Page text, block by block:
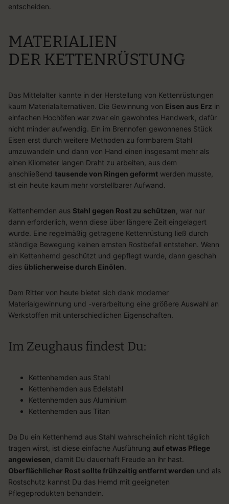
entscheiden.
MATERIALIEN
DERKETTENRÜSTUNG
Das Mittelalter kannte in der Herstellung von Kettenrüstungen
kaum Materialalternativen. Die Gewinnung von Eisen aus Erz in
einfachen Hochöfen war zwar ein gewohntes Handwerk, dafür
nicht minder aufwendig. Ein im Brennofen gewonnenes Stück
Eisen erst durch weitere Methoden zu formbarem Stahl
umzuwandeln und dann von Hand einen insgesamt mehr als
einen Kilometer langen Draht zu arbeiten, aus dem
anschließend tausende von Ringen geformt werden musste,
ist ein heute kaum mehr vorstellbarer Aufwand.
Kettenhemden aus Stahl gegen Rost zu schützen , war nur
dann erforderlich, wenn diese über längere Zeit eingelagert
wurde. Eine regelmäßig getragene Kettenrüstung ließ durch
ständige Bewegung keinen ernsten Rostbefall entstehen. Wenn
ein Kettenhemd geschützt und gepflegt wurde, dann geschah
dies üblicherweise durch Einölen.
Dem Ritter von heute bietet sich dank moderner
Materialgewinnung und -verarbeitung eine größere Auswahl an
Werkstoffen mit unterschiedlichen Eigenschaften.
Im Zeughaus findest Du:
Kettenhemden aus Stahl
Kettenhemden aus Edelstahl
Kettenhemden aus Aluminium
Kettenhemden aus Titan
Da Du ein Kettenhemd aus Stahl wahrscheinlich nicht täglich
tragen wirst, ist diese einfache Ausführung auf etwas Pflege
angewiesen , damit Du dauerhaft Freude an ihr hast.
Oberflächlicher Rost sollte frühzeitig entfernt werden und als
Rostschutz kannst Du das Hemd mit geeigneten
Pflegeprodukten behandeln.